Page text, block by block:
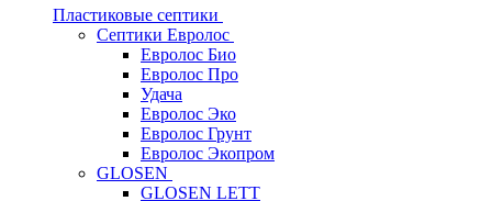
Пластиковые септики
Септики Евролос
Евролос Био
Евролос Про
Удача
Евролос Эко
Евролос Грунт
Евролос Экопром
GLOSEN
GLOSEN LETT